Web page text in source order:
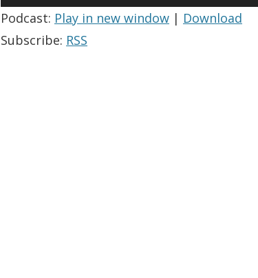
プ
レ
ー
ヤ
Podcast: Play in new window | Download
Subscribe: RSS